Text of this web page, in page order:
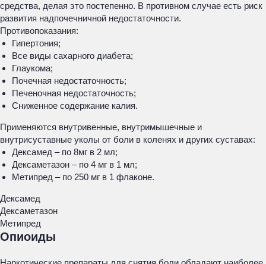
средства, делая это постепенно. В противном случае есть риск
развития надпочечничной недостаточности.
Противопоказания:
Гипертония;
Все виды сахарного диабета;
Глаукома;
Почечная недостаточность;
Печеночная недостаточность;
Сниженное содержание калия.
Применяются внутривенные, внутримышечные и
внутрисуставные уколы от боли в коленях и других суставах:
Дексамед – по 8мг в 2 мл;
Дексаметазон – по 4 мг в 1 мл;
Метипред – по 250 мг в 1 флаконе.
Дексамед
Дексаметазон
Метипред
Опиоиды